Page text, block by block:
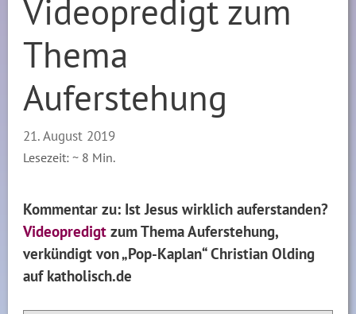
Videopredigt zum
Thema
Auferstehung
21. August 2019
Lesezeit: ~ 8 Min.
Kommentar zu: Ist Jesus wirklich auferstanden?
Videopredigt zum Thema Auferstehung,
verkündigt von „Pop-Kaplan“ Christian Olding
auf katholisch.de